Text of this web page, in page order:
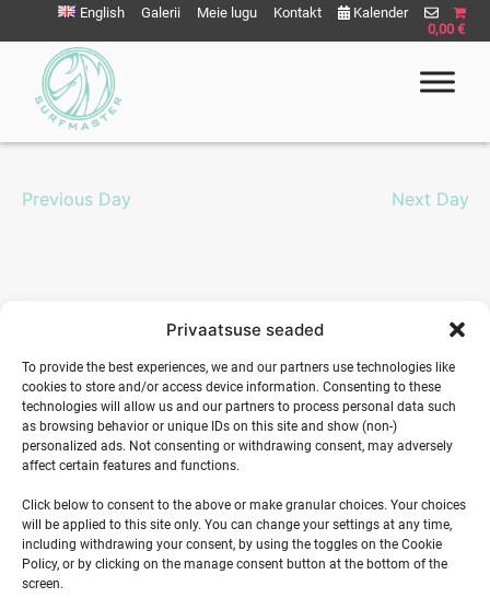
Privaatsuse seaded
To provide the best experiences, we and our partners use technologies like
cookies to store and/or access device information. Consenting to these
technologies will allow us and our partners to process personal data such
as browsing behavior or unique IDs on this site and show (non-)
personalized ads. Not consenting or withdrawing consent, may adversely
affect certain features and functions.
Click below to consent to the above or make granular choices. Your choices
will be applied to this site only. You can change your settings at any time,
including withdrawing your consent, by using the toggles on the Cookie
Policy, or by clicking on the manage consent button at the bottom of the
screen.
sisu
juurde
English Galerii Meie lugu Kontakt
Kalender
0,00 €
07/25/2025
Previous Day
Next Day